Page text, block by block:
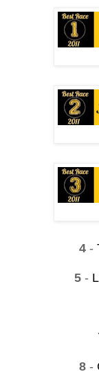
4 -
5 -
8-